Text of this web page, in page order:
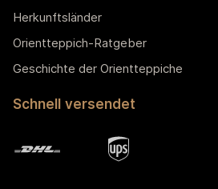
Herkunftsländer
Orientteppich-Ratgeber
Geschichte der Orientteppiche
Schnell versendet